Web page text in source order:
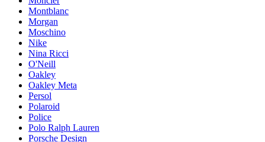
Montblanc
Morgan
Moschino
Nike
Nina Ricci
O'Neill
Oakley
Oakley Meta
Persol
Polaroid
Police
Polo Ralph Lauren
Porsche Design